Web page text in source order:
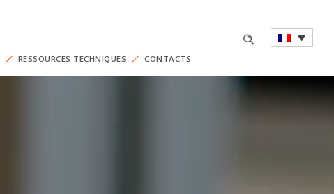
RESSOURCES TECHNIQUES CONTACTS